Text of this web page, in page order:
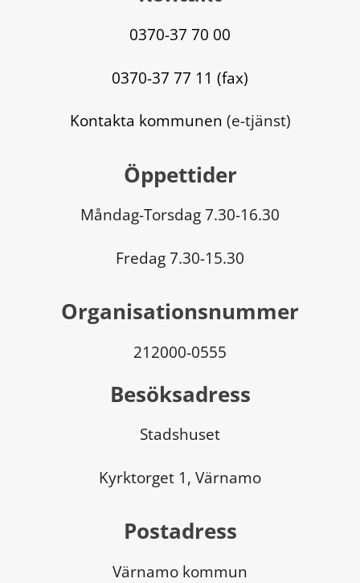
0370-37 70 00
0370-37 77 11 (fax)
Kontakta kommunen (e-tjänst)
Öppettider
Måndag-Torsdag 7.30-16.30
Fredag 7.30-15.30
Organisationsnummer
212000-0555
Besöksadress
Stadshuset
Kyrktorget 1, Värnamo
Postadress
Värnamo kommun